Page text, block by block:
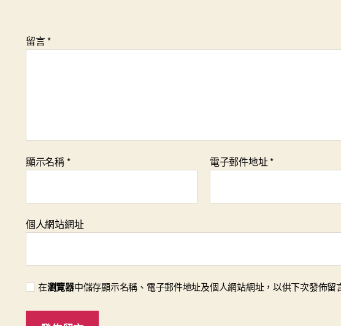
留言*
顯示名稱* 電子郵件地址*
個人網站網址
在瀏覽器中儲存顯示名稱、電子郵件地址及個人網站網址，以供下次發佈留